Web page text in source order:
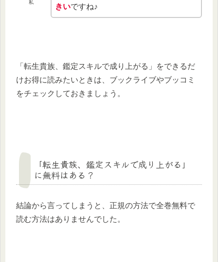
私
きいですね♪
「転生貴族、鑑定スキルで成り上がる」をできるだ
けお得に読みたいときは、ブックライブやブッコミ
をチェックしておきましょう。
「転生貴族、鑑定スキルで成り上がる」
に無料はある？
結論から言ってしまうと、正規の方法で全巻無料で
読む方法はありませんでした。